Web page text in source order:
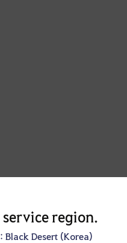
region.
Black Desert (Korea)